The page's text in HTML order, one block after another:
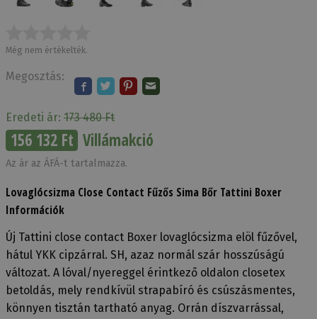
Még nem értékelték.
Megosztás:
Eredeti ár: 173 480 Ft
156 132 Ft Villámakció
Az ár az ÁFÁ-t tartalmazza.
Lovaglócsizma Close Contact Fűzős Sima Bőr Tattini Boxer
Információk
Új Tattini close contact Boxer lovaglócsizma elöl fűzővel,
hátul YKK cipzárral. SH, azaz normál szár hosszúságú
változat. A lóval/nyereggel érintkező oldalon closetex
betoldás, mely rendkívül strapabíró és csúszásmentes,
könnyen tisztán tartható anyag. Orrán díszvarrással,